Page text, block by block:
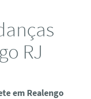
RJ
em Realengo